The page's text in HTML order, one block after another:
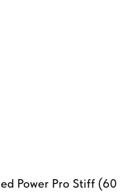
Power Pro Stiff (60